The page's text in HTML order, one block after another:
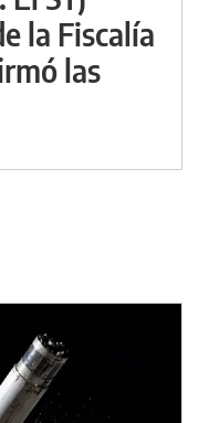
la Fiscalía
las